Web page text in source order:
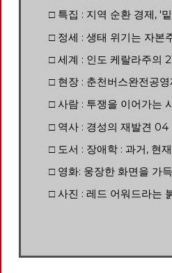
□ 특집 : 지역 순환 경제, '
□ 정세 : 생태 위기는 자본
□ 세계 : 인도 케랄라주의 21
□ 현장 : 춘천버스완전공
□ 사람 : 투쟁을 이어가는
□ 역사 : 경성의 재발견 04
□ 도서 : 장애학 : 과거, 현
□ 영화: 웅장한 화면을 가
□ 사진 : 레드 어워드라는